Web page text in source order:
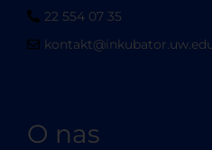
22 554 07 35
O nas